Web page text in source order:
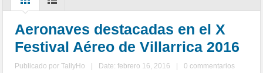
Aeronaves destacadas en el X
Festival Aéreo de Villarrica 2016
Publicado porTallyHo Date: febrero 16, 2016
0 commentarios